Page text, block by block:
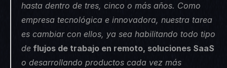
hasta dentro de tres, cinco o más años. Como
empresa tecnológica e innovadora, nuestra tarea
es cambiar con ellos, ya sea habilitando todo tipo
de flujos de trabajo en remoto, soluciones SaaS
o desarrollando productos cada vez más